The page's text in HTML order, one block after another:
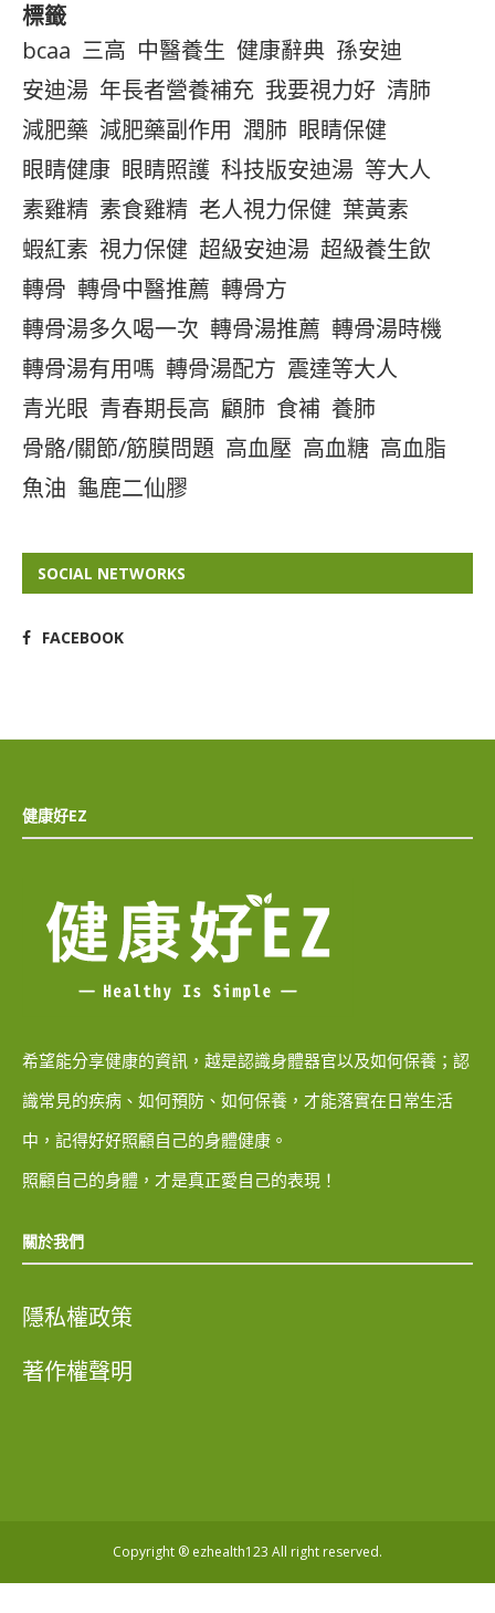
標籤
bcaa 三高 中醫養生 健康辭典 孫安迪
安迪湯 年長者營養補充 我要視力好 清肺
減肥藥 減肥藥副作用 潤肺 眼睛保健
眼睛健康 眼睛照護 科技版安迪湯 等大人
素雞精 素食雞精 老人視力保健 葉黃素
蝦紅素 視力保健 超級安迪湯 超級養生飲
轉骨 轉骨中醫推薦 轉骨方
轉骨湯多久喝一次 轉骨湯推薦 轉骨湯時機
轉骨湯有用嗎 轉骨湯配方 震達等大人
青光眼 青春期長高 顧肺 食補 養肺
骨骼/關節/筋膜問題 高血壓 高血糖 高血脂
魚油 龜鹿二仙膠
SOCIAL NETWORKS
FACEBOOK
健康好EZ
希望能分享健康的資訊，越是認識身體器官以及如何保養；認
識常見的疾病、如何預防、如何保養，才能落實在日常生活
中，記得好好照顧自己的身體健康。
照顧自己的身體，才是真正愛自己的表現！
關於我們
隱私權政策
著作權聲明
Copyright ® ezhealth123 All right reserved.